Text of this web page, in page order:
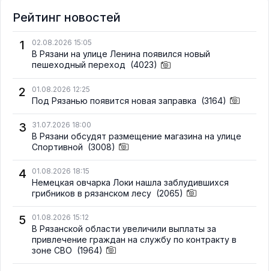
Рейтинг новостей
1
02.08.2026 15:05
В Рязани на улице Ленина появился новый
пешеходный переход (4023)
2 01.08.2026 12:25
Под Рязанью появится новая заправка (3164)
3 31.07.2026 18:00
В Рязани обсудят размещение магазина на улице
Спортивной (3008)
4 01.08.2026 18:15
Немецкая овчарка Локи нашла заблудившихся
грибников в рязанском лесу (2065)
5 01.08.2026 15:12
В Рязанской области увеличили выплаты за
привлечение граждан на службу по контракту в
зоне СВО (1964)